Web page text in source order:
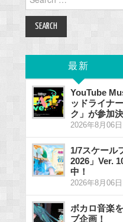
for:
最新
YouTube
ッドライナ
ク」が参加決
2026年8月06
1/7スケール
2026」Ver.
中！
2026年8月06
ボカロ音楽
ブ企画！